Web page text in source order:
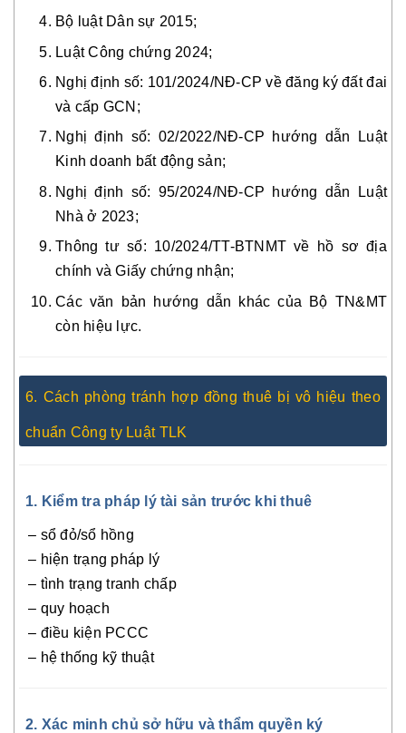
Bộ luật Dân sự 2015;
Luật Công chứng 2024;
Nghị định số: 101/2024/NĐ-CP về đăng ký đất đai
và cấp GCN;
Nghị định số: 02/2022/NĐ-CP hướng dẫn Luật
Kinh doanh bất động sản;
Nghị định số: 95/2024/NĐ-CP hướng dẫn Luật
Nhà ở 2023;
Thông tư số: 10/2024/TT-BTNMT về hồ sơ địa
chính và Giấy chứng nhận;
Các văn bản hướng dẫn khác của Bộ TN&MT
còn hiệu lực.
6. Cách phòng tránh hợp đồng thuê bị vô hiệu theo
chuẩn Công ty Luật TLK
1. Kiểm tra pháp lý tài sản trước khi thuê
– sổ đỏ/sổ hồng
– hiện trạng pháp lý
– tình trạng tranh chấp
– quy hoạch
– điều kiện PCCC
– hệ thống kỹ thuật
2. Xác minh chủ sở hữu và thẩm quyền ký